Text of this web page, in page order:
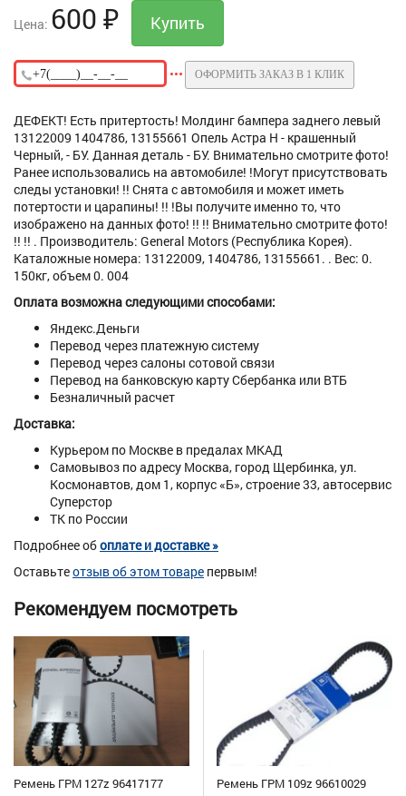
Цена: 600 ₽
ОФОРМИТЬ ЗАКАЗ В 1 КЛИК
ДЕФЕКТ! Есть притертость! Молдинг бампера заднего левый
13122009 1404786, 13155661 Опель Астра H - крашенный
Черный, - БУ. Данная деталь - БУ. Внимательно смотрите фото!
Ранее использовались на автомобиле! !Могут присутствовать
следы установки! !! Снята с автомобиля и может иметь
потертости и царапины! !! !Вы получите именно то, что
изображено на данных фото! !! !! Внимательно смотрите фото!
!! !! . Производитель: General Motors (Республика Корея).
Каталожные номера: 13122009, 1404786, 13155661. . Вес: 0.
150кг, объем 0. 004
Оплата возможна следующими способами:
Яндекс.Деньги
Перевод через платежную систему
Перевод через салоны сотовой связи
Перевод на банковскую карту Сбербанка или ВТБ
Безналичный расчет
Доставка:
Курьером по Москве в предалах МКАД
Самовывоз по адресу Москва, город Щербинка, ул.
Космонавтов, дом 1, корпус «Б», строение 33, автосервис
Суперстор
ТК по России
Подробнее обоплате и доставке »
Оставьтеотзыв об этом товаре первым!
Рекомендуем посмотреть
Ремень ГРМ 127z 96417177
Ремень ГРМ 109z 96610029